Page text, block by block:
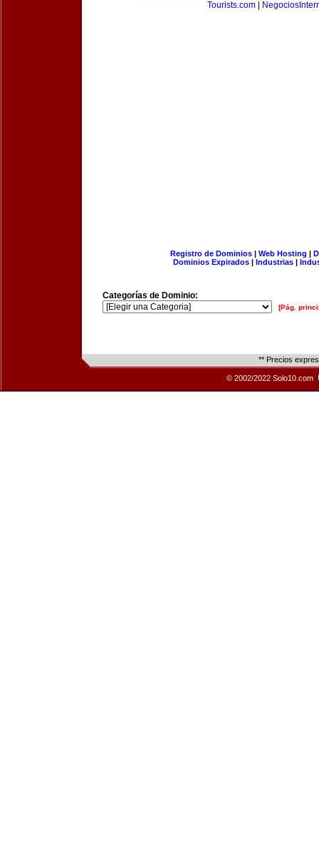
Tourists.com
Registro de Dominios| Web Hosting |
Dominios Expirados | Industrias |
Categorías de Dominio:
[Pág.
** Precios
© 2002/2022 Solo10.com